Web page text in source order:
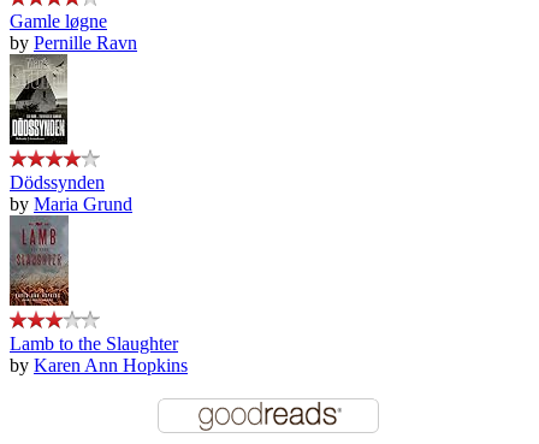
Gamle løgne
by Pernille Ravn
Dödssynden
by Maria Grund
Lamb to the Slaughter
by Karen Ann Hopkins